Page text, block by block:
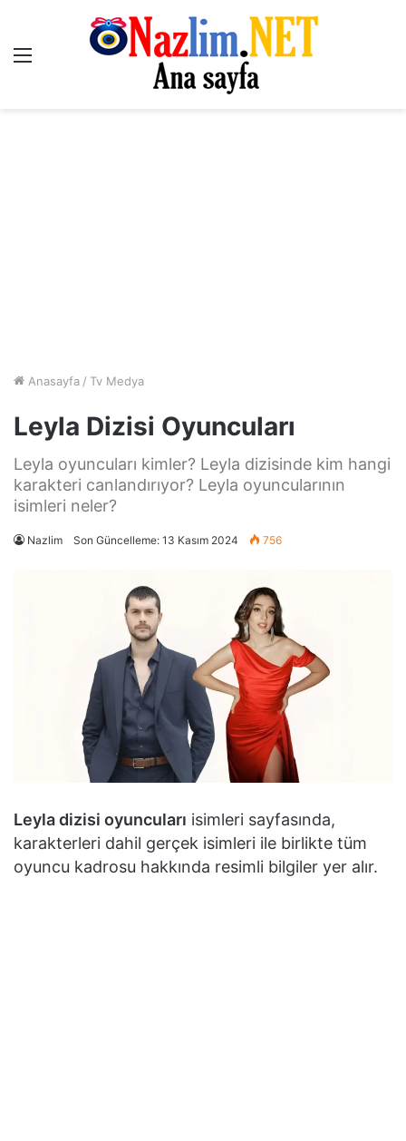
Menü
Anasayfa / Tv Medya
Leyla Dizisi Oyuncuları
Leyla oyuncuları kimler? Leyla dizisinde kim hangi
karakteri canlandırıyor? Leyla oyuncularının
isimleri neler?
Nazlim Son Güncelleme: 13 Kasım 2024 756
Leyla dizisi oyuncuları isimleri sayfasında,
karakterleri dahil gerçek isimleri ile birlikte tüm
oyuncu kadrosu hakkında resimli bilgiler yer alır.